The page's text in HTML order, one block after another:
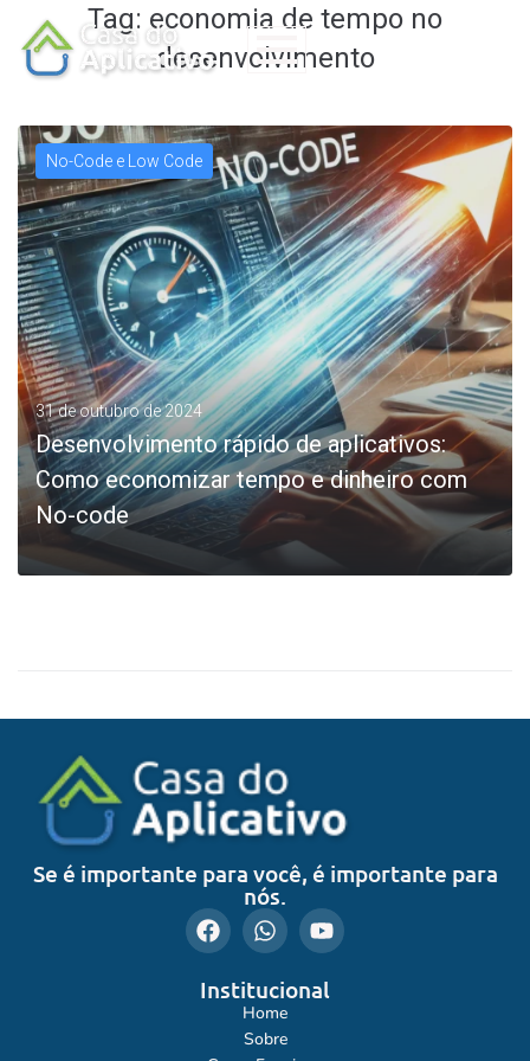
Tag: economia de tempo no
desenvolvimento
No-Code e Low Code
31 de outubro de 2024
Desenvolvimento rápido de aplicativos:
Como economizar tempo e dinheiro com
No-code
Se é importante para você, é importante para
nós.
Institucional
Home
Sobre